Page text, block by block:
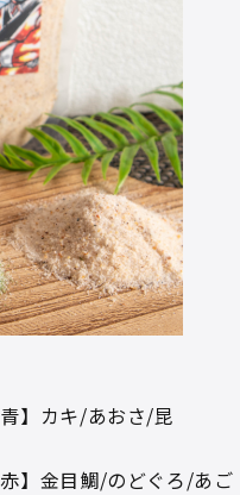
】カキ/あおさ/昆
】金目鯛/のどぐろ/あご